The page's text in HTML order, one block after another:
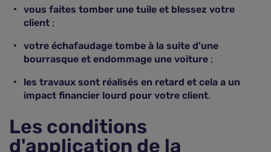
vous faites tomber une tuile et blessez votre
client ;
votre échafaudage tombe à la suite d'une
bourrasque et endommage une voiture ;
les travaux sont réalisés en retard et cela a un
impact financier lourd pour votre client.
Les conditions
d'application de la